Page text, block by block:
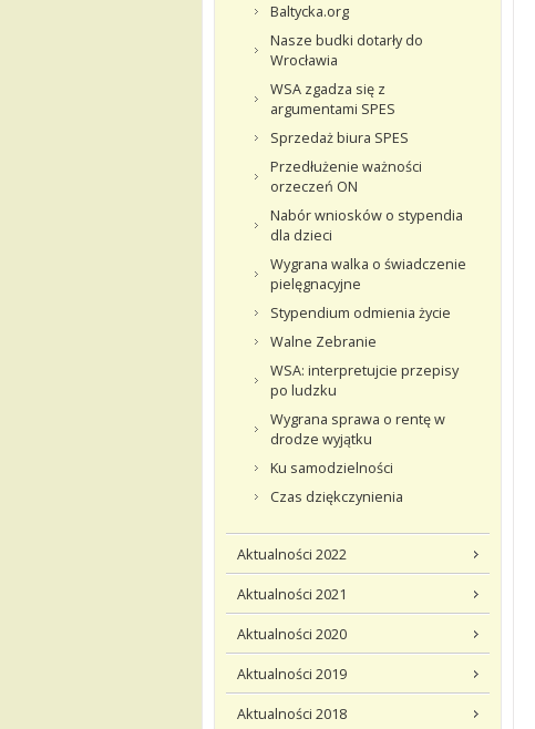
Baltycka.org
Nasze budki dotarły do
Wrocławia
WSA zgadza się z
argumentami SPES
Sprzedaż biura SPES
Przedłużenie ważności
orzeczeń ON
Nabór wniosków o stypendia
dla dzieci
Wygrana walka o świadczenie
pielęgnacyjne
Stypendium odmienia życie
Walne Zebranie
WSA: interpretujcie przepisy
po ludzku
Wygrana sprawa o rentę w
drodze wyjątku
Ku samodzielności
Czas dziękczynienia
Aktualności 2022
Aktualności 2021
Aktualności 2020
Aktualności 2019
Aktualności 2018